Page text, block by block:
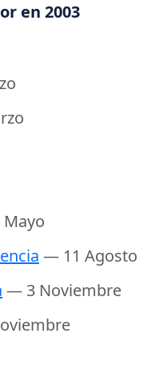
en 2003
— 11 Agosto
— 3 Noviembre